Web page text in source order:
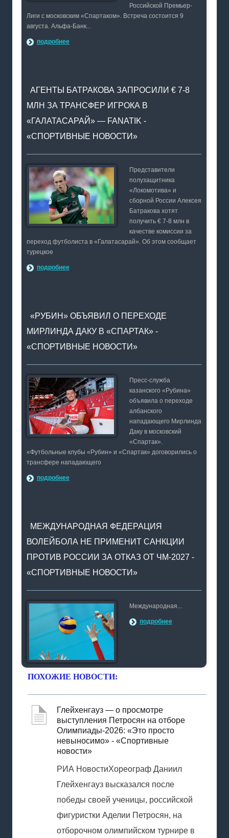
Российской Премьер-
Лиги с московским «Спартаком». Встреча состоится 9
августа. Альфа-Банк...
подробнее
АГЕНТЫ БАТРАКОВА ЗАПРОСИЛИ € 7-8
МЛН ЗА ТРАНСФЕР ИГРОКА В
«ГАЛАТАСАРАЙ» — FANATIK -
«СПОРТИВНЫЕ НОВОСТИ»
Представители
полузащитника
«Локомотива» и
сборной России Алексея
Батракова хотят
получить € 7-8 млн в
качестве комиссии за
переход футболиста в «Галатасарай». Об этом сообщает
турецкое
подробнее
«РУБИН» ОБЪЯВИЛ О ПЕРЕХОДЕ
МИРЛИНДА ДАКУ В «СПАРТАК» -
«СПОРТИВНЫЕ НОВОСТИ»
Пресс-служба
казанского «Рубина»
объявила о переходе
албанского
нападающего Мирлинда
Даку в московский
«Спартак».
«Футбольные клубы «Рубин» и «Спартак» договорились о
трансфере нападающего
подробнее
МЕЖДУНАРОДНАЯ ФЕДЕРАЦИЯ
ВОЛЕЙБОЛА НЕ ПРИМЕНИТ САНКЦИИ
ПРОТИВ РОССИИ ЗА ОТКАЗ ОТ ЧМ-2027 -
«СПОРТИВНЫЕ НОВОСТИ»
Международная...
подробнее
ПОХОЖИЕ НОВОСТИ:
Глейхенгауз — о просмотре
выступления Петросян на отборе
Олимпиады-2026: «Это просто
невыносимо» - «Спортивные
новости»
РИА НовостиХореограф Даниил
Глейхенгауз высказался после
победы своей ученицы, российской
фигуристки Аделии Петросян, на
отборочном олимпийском турнире в